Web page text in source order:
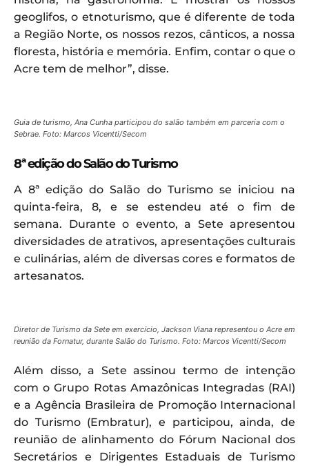
geoglifos, o etnoturismo, que é diferente de toda
a Região Norte, os nossos rezos, cânticos, a nossa
floresta, história e memória. Enfim, contar o que o
Acre tem de melhor”, disse.
Guia de turismo, Ana Cunha participou do salão também em parceria com o
Sebrae. Foto: Marcos Vicentti/Secom
8ª edição do Salão do Turismo
A 8ª edição do Salão do Turismo se iniciou na
quinta-feira, 8, e se estendeu até o fim de
semana. Durante o evento, a Sete apresentou
diversidades de atrativos, apresentações culturais
e culinárias, além de diversas cores e formatos de
artesanatos.
Diretor de Turismo da Sete em exercício, Jackson Viana representou o Acre em
reunião da Fornatur, durante Salão do Turismo. Foto: Marcos Vicentti/Secom
Além disso, a Sete assinou termo de intenção
com o Grupo Rotas Amazônicas Integradas (RAI)
e a Agência Brasileira de Promoção Internacional
do Turismo (Embratur), e participou, ainda, de
reunião de alinhamento do Fórum Nacional dos
Secretários e Dirigentes Estaduais de Turismo